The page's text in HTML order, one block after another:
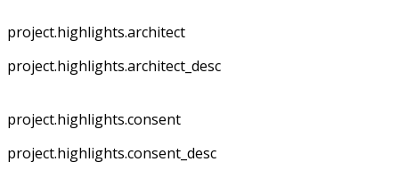
project.highlights.architect
project.highlights.architect_desc
project.highlights.consent
project.highlights.consent_desc